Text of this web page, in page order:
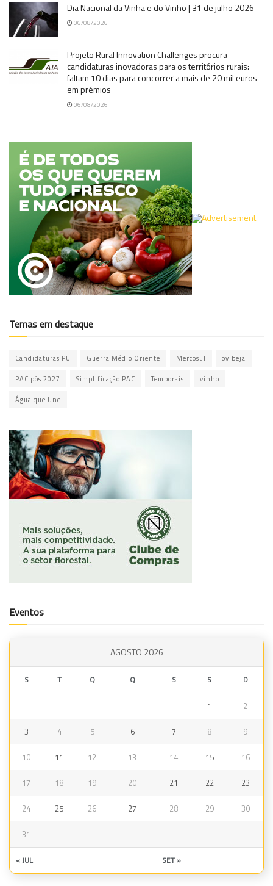
Dia Nacional da Vinha e do Vinho | 31 de julho 2026
06/08/2026
Projeto Rural Innovation Challenges procura
candidaturas inovadoras para os territórios rurais:
faltam 10 dias para concorrer a mais de 20 mil euros
em prémios
06/08/2026
Temas em destaque
Candidaturas PU Guerra Médio Oriente Mercosul ovibeja
PAC pós 2027 Simplificação PAC Temporais vinho
Água que Une
Eventos
AGOSTO 2026
S T Q Q S S D
1 2
3 4 5 6 7 8 9
10 11 12 13 14 15 16
17 18 19 20 21 22 23
24 25 26 27 28 29 30
31
« JUL SET »